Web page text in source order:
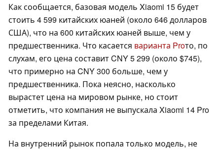
Как сообщается, базовая модель Xiaomi 15 будет
стоить 4 599 китайских юаней (около 646 долларов
США), что на 600 китайских юаней выше, чем у
предшественника. Что касается варианта Proто, по
слухам, его цена составит CNY 5 299 (около $745),
что примерно на CNY 300 больше, чем у
предшественника. Пока неясно, насколько
вырастет цена на мировом рынке, но стоит
отметить, что компания не выпускала Xiaomi 14 Pro
за пределами Китая.
На внутренний рынок попала только модель, не